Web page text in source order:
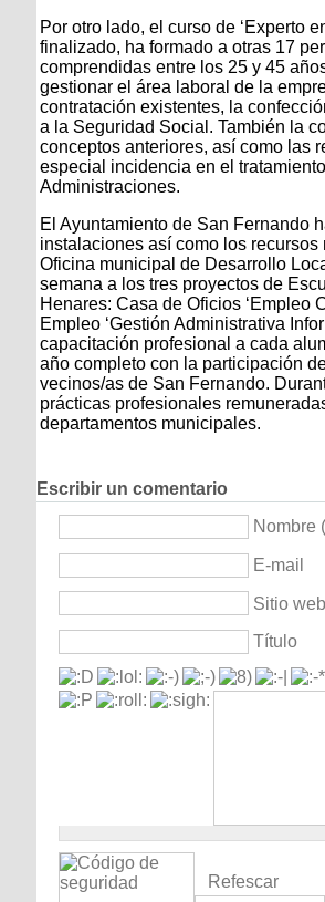
Por otro lado, el curso de ‘Experto
finalizado, ha formado a otras 17
comprendidas entre los 25 y 45
gestionar el área laboral de la
contratación existentes, la
a la Seguridad Social. También la
conceptos anteriores, así como las
especial incidencia en el
Administraciones.
El Ayuntamiento de San Fernando
instalaciones así como los
Oficina municipal de Desarrollo
semana a los tres proyectos de
Henares: Casa de Oficios ‘Empleo
Empleo ‘Gestión Administrativa
capacitación profesional a cada
año completo con la participación
vecinos/as de San Fernando.
prácticas profesionales
departamentos municipales.
Escribir un comentario
Nombre
E-mail
Sitio web
Título
Refescar